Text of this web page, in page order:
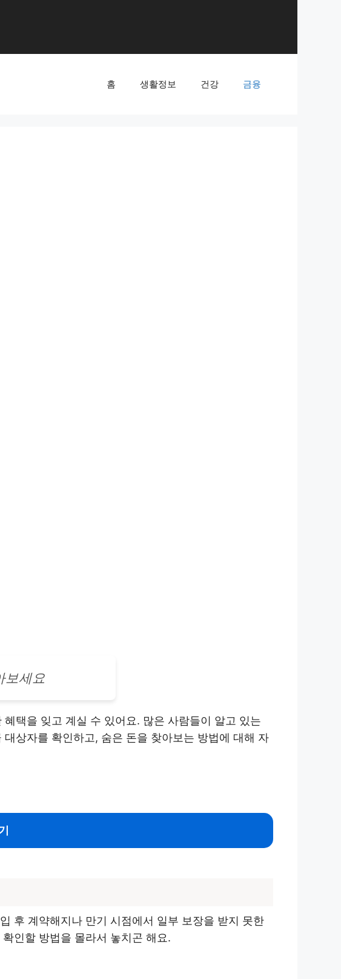
홈 생활정보 건강 금융
보세요
택을 잊고 계실 수 있어요. 많은 사람들이 알고 있는
상자를 확인하고, 숨은 돈을 찾아보는 방법에 대해 자
후 계약해지나 만기 시점에서 일부 보장을 받지 못한
인할 방법을 몰라서 놓치곤 해요.